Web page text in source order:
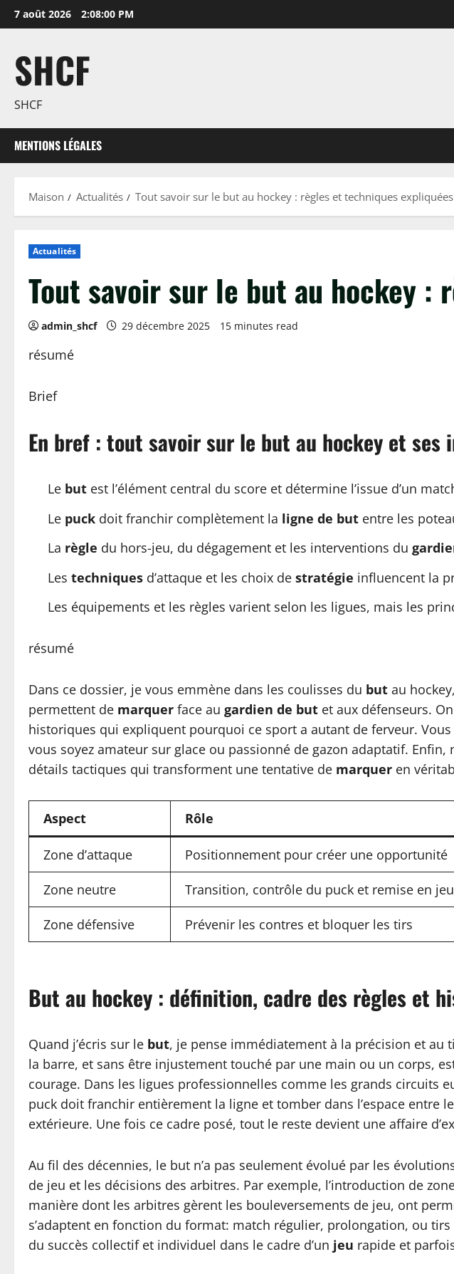
Passer
au
7 août 2026 2:08:01 PM
SHCF
SHCF
MENTIONS LÉGALES
Maison Actualités Tout savoir sur le but au hockey : règles et techniques expliquées
Actualités
Tout savoir sur le but au hockey :
admin_shcf 29 décembre 2025 15 minutes read
résumé
Brief
En bref : tout savoir sur le but au hockey et ses
Le but est l’élément central du score et détermine l’issue d’un
Le puck doit franchir complètement la ligne de but entre les
La règle du hors-jeu, du dégagement et les interventions du
Les techniques d’attaque et les choix de stratégie influencent la
Les équipements et les règles varient selon les ligues, mais les
résumé
Dans ce dossier, je vous emmène dans les coulisses du but au
permettent de marquer face au gardien de but et aux défenseurs.
historiques qui expliquent pourquoi ce sport a autant de ferveur.
vous soyez amateur sur glace ou passionné de gazon adaptatif.
détails tactiques qui transforment une tentative de marquer en
Aspect Rôle
Zone d’attaque Positionnement pour créer une opportunité
Zone neutre Transition, contrôle du puck et remise en jeu
Zone défensive Prévenir les contres et bloquer les tirs
But au hockey : définition, cadre des règles et
Quand j’écris sur le but, je pense immédiatement à la précision et au
la barre, et sans être injustement touché par une main ou un corps,
courage. Dans les ligues professionnelles comme les grands circuits
puck doit franchir entièrement la ligne et tomber dans l’espace
extérieure. Une fois ce cadre posé, tout le reste devient une affaire
Au fil des décennies, le but n’a pas seulement évolué par les
de jeu et les décisions des arbitres. Par exemple, l’introduction de
manière dont les arbitres gèrent les bouleversements de jeu, ont
s’adaptent en fonction du format: match régulier, prolongation, ou
du succès collectif et individuel dans le cadre d’un jeu rapide et